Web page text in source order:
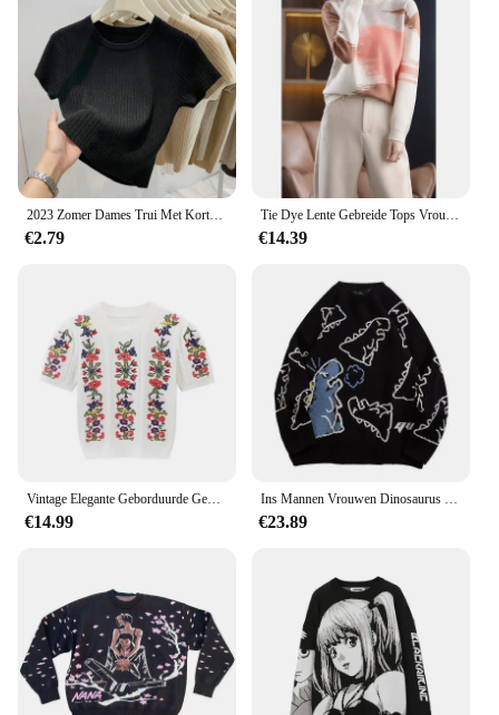
2023 Zomer Dames Trui Met Korte Mouwen En Korte Mouwen T-Shirt Koreaanse Mode Knitwears Slim-Fit Pullovers Gebreide Top
€2.79
Tie Dye Lente Gebreide Tops Vrouwen Casual Lange Mouw O-hals Dunne Truien T Shirts Koreaanse Gebreide Trui Vintage Poleras Nieuw T-Shirt
€14.39
€14.99 €23.89